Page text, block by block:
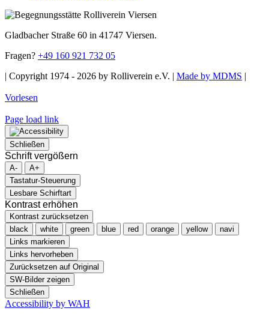
Gladbacher Straße 60 in 41747 Viersen.
Fragen? +49 160 921 732 05
| Copyright 1974 - 2026 by Rolliverein e.V. | Made by MDMS |
Sliding
Area
Vorlesen
Page load link
Schließen
Schrift vergößern
A-
A+
Tastatur-Steuerung
Lesbare Schirftart
Kontrast erhöhen
Kontrast zurücksetzen
black
white green blue red orange yellow
navi
Links markieren
Links hervorheben
Zurücksetzen auf Original
SW-Bilder zeigen
Schließen
Accessibility by WAH